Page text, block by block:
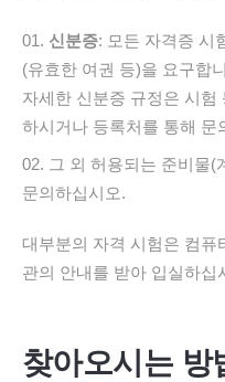
신분증: 모든 자격증 시
(유효한 여권 등)을 요구합
자세한 신분증 규정은 시험
하시거나 등록처를 통해 문
그 외 허용되는 준비물(
문의하십시오.
대부분의 자격 시험은 컴퓨
관의 안내를 받아 입실하십
찾아오시는 방